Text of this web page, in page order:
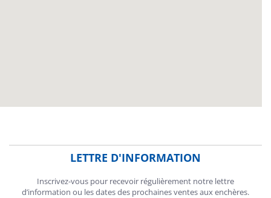
LETTRE D'INFORMATION
Inscrivez-vous pour recevoir régulièrement notre lettre
d’information ou les dates des prochaines ventes aux enchères.